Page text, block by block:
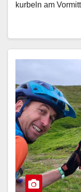
kurbeln am